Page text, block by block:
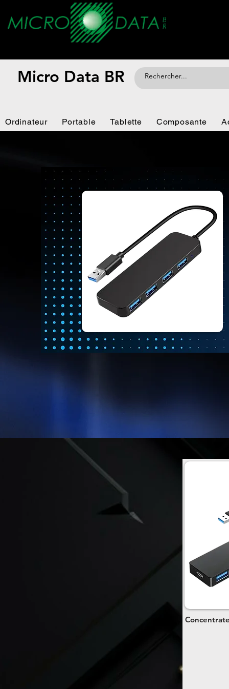
Micro Data BR
Ordinateur Portable Tablette Composante